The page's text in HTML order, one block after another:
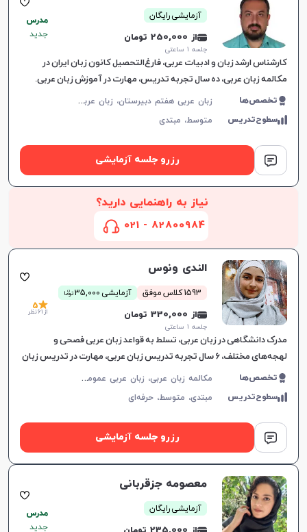
آزمایشی رایگان
از 250,000 تومان
جلسه ۱ ساعتی
مدرس
جدید
کارشناس ارشد زبان و ادبیات عربی، فارغ‌التحصیل کانون زبان ایران در
مکالمه زبان عربی، ده سال تجربه تدریس، مهارت‌ در آموزش زبان عربی.
تخصص‌ها ز
بان عربی هفتم دبیرستان، زبان عربی هشتم دبیرستان، زبان عربی نهم دبیرستان، زبان عربی دهم دبیرستان، زبان عربی یازدهم دبیرستان، زبان عربی دوازدهم دبیرستان، زبان عربی کنکور سراسری
سطوح‌تدریس متوسط، مبتدی
رزرو جلسه آزمایشی
نیاز به راهنمایی دارید؟
82800984 - 021
الندى ونوس
1593 کلاس موفق آزمایشی 35,000 توما
ن
از 330,000 تومان
جلسه ۱ ساعتی
5
از 61 نظر
مدرک دانشگاهی در زبان عربی، تسلط به قواعد زبان عربی فصحی و
لهجه‌های مختلف، ۶ سال تجربه تدریس زبان عربی، مهارت در تدریس زبان
و ارتباط با زبان‌آموزان.
تخصص‌ها م
کالمه زبان عربی، زبان عربی عمومی، زبان عربی کودکان، زبان عربی تجاری، لهجه عراقی، لهجه سوری، عربی فصیح، لهجه لبنانی
سطوح‌تدریس مبتدی، متوسط،حرفه‌ای
رزرو جلسه آزمایشی
معصومه جزقربانی
آزمایشی رایگان
مدرس
جدید